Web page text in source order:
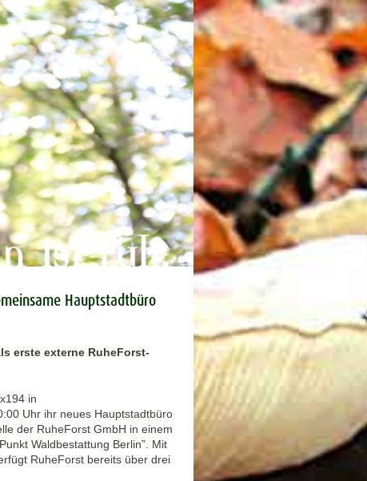
Hauptstadtbüro
erste externe RuheForst-
Uhr ihr neues Hauptstadtbüro
der RuheForst GmbH in einem
Waldbestattung Berlin”. Mit
RuheForst bereits über drei